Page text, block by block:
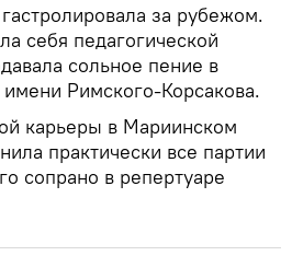
за рубежом.
себя педагогической
сольное пение в
Римского-Корсакова.
карьеры в Мариинском
практически все партии
сопрано в репертуаре